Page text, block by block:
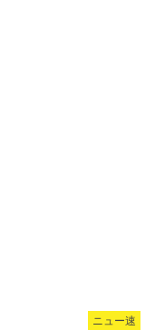
ニュー速